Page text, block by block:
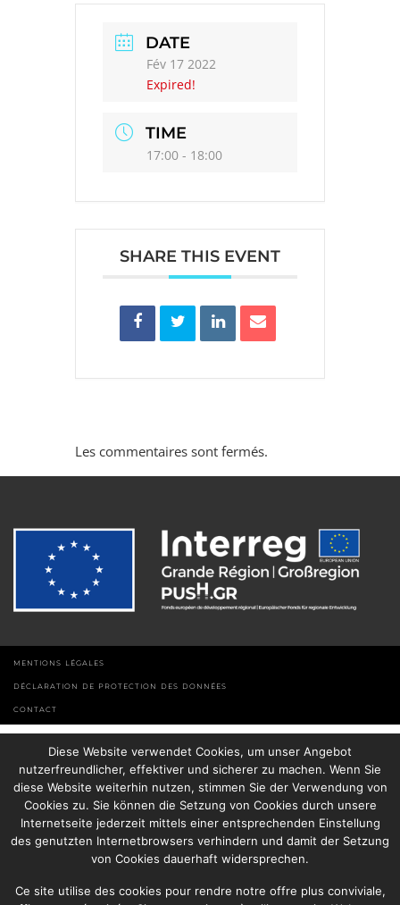
DATE
Fév 17 2022
Expired!
TIME
17:00 - 18:00
SHARE THIS EVENT
Les commentaires sont fermés.
MENTIONS LÉGALES
DÉCLARATION DE PROTECTION DES DONNÉES
CONTACT
Diese Website verwendet Cookies, um unser Angebot
nutzerfreundlicher, effektiver und sicherer zu machen. Wenn Sie
diese Website weiterhin nutzen, stimmen Sie der Verwendung von
Cookies zu. Sie können die Setzung von Cookies durch unsere
Internetseite jederzeit mittels einer entsprechenden Einstellung
des genutzten Internetbrowsers verhindern und damit der Setzung
von Cookies dauerhaft widersprechen.
Ce site utilise des cookies pour rendre notre offre plus conviviale,